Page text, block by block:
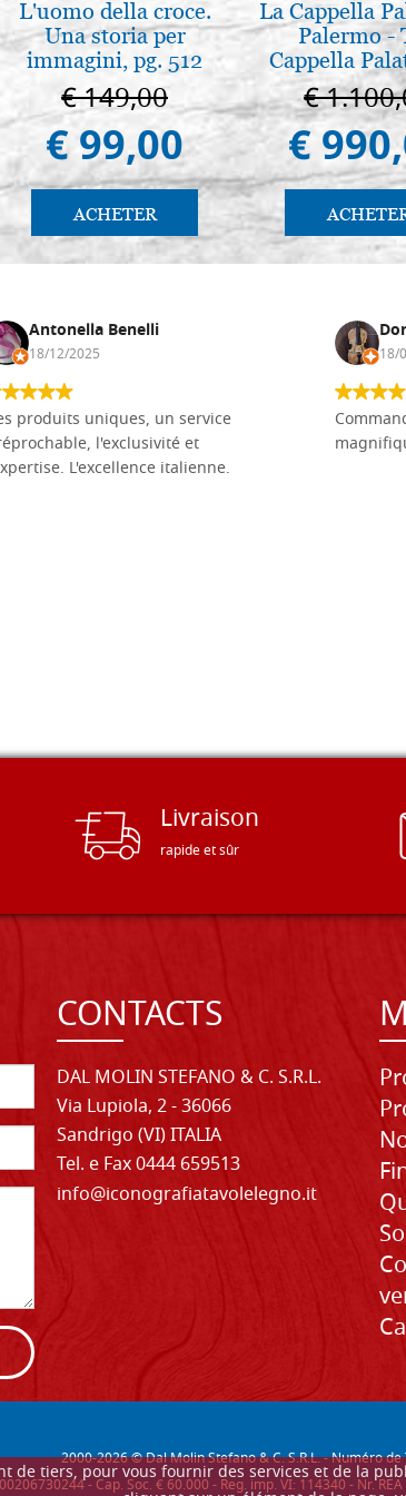
de tiers, pour vous fournir des services et de la
L'uomo della croce.
Una storia per
immagini, pg. 512
€ 149,00
€ 99,00
ACHETER
La Cappella
Palermo -
Cappella
€
€
Antonella Benelli
18/12/2025
produits uniques, un service
l'exclusivité et
L'excellence italienne.
18/
Livraison
rapide et sûr
CONTACTS
DAL MOLIN STEFANO & C. S.R.L.
Via Lupiola, 2 - 36066
Sandrigo (VI) ITALIA
Tel. e Fax 0444 659513
info@iconografiatavolelegno.it
2000-2026© Dal Molin Stefano & C. S.R.L. - Numéro
- Cap. Soc. € 60.000 - Reg. imp. VI: 114340 - Nr.